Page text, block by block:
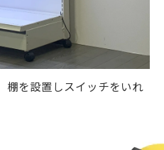
を設置しスイッチをいれ